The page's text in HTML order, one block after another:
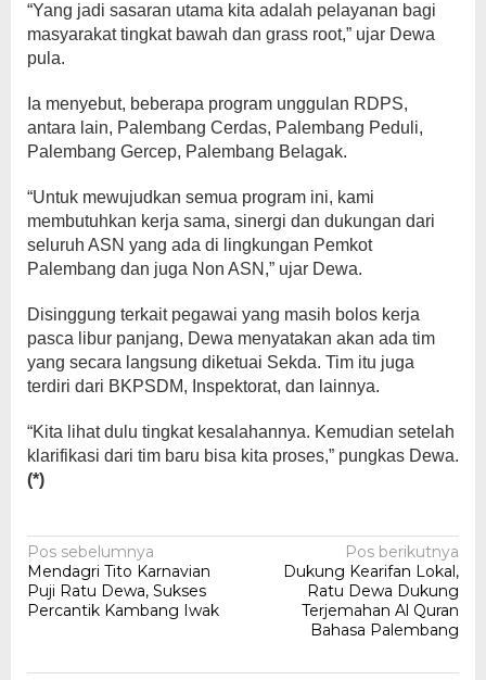
“Yang jadi sasaran utama kita adalah pelayanan bagi
masyarakat tingkat bawah dan grass root,” ujar Dewa
pula.
Ia menyebut, beberapa program unggulan RDPS,
antara lain, Palembang Cerdas, Palembang Peduli,
Palembang Gercep, Palembang Belagak.
“Untuk mewujudkan semua program ini, kami
membutuhkan kerja sama, sinergi dan dukungan dari
seluruh ASN yang ada di lingkungan Pemkot
Palembang dan juga Non ASN,” ujar Dewa.
Disinggung terkait pegawai yang masih bolos kerja
pasca libur panjang, Dewa menyatakan akan ada tim
yang secara langsung diketuai Sekda. Tim itu juga
terdiri dari BKPSDM, Inspektorat, dan lainnya.
“Kita lihat dulu tingkat kesalahannya. Kemudian setelah
klarifikasi dari tim baru bisa kita proses,” pungkas Dewa.
(*)
Navigasi
pos
Pos sebelumnya
Mendagri Tito Karnavian
Puji Ratu Dewa, Sukses
Percantik Kambang Iwak
Pos berikutnya
Dukung Kearifan Lokal,
Ratu Dewa Dukung
Terjemahan Al Quran
Bahasa Palembang